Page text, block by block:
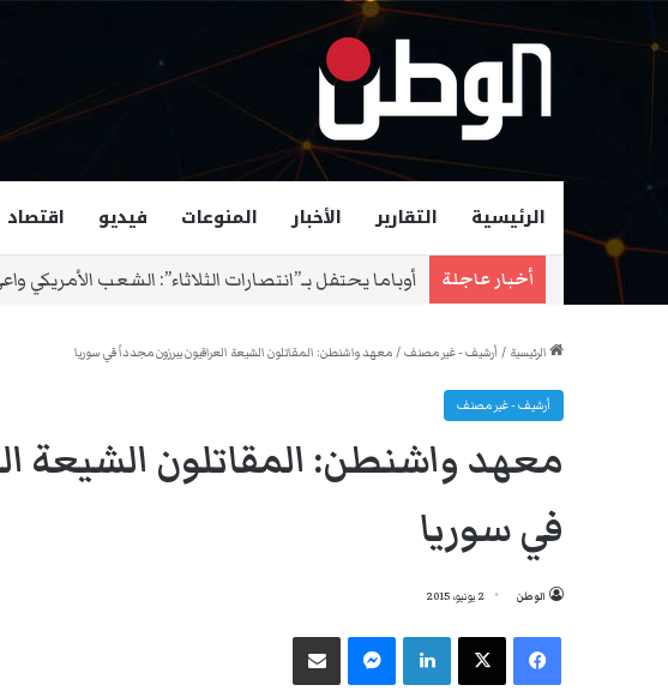
الرئيسية التقارير الأخبار المنوعات فيديو اقتصاد
أخبار عاجلة زهران ممداني عمدة لمدينة نيويورك وغزالة هاشمي
الرئيسية / أرشيف - غير مصنف/معهد واشنطن: المقاتلون الشيعة العراقيون يبرزون مجدداً في سوريا
أرشيف - غير مصنف
معهد واشنطن: المقاتلون الشيعة
في سوريا
الوطن 2 يونيو، 2015
فيسبوك ‫X لينكدإن ماسنجر مشاركة عبر البريد